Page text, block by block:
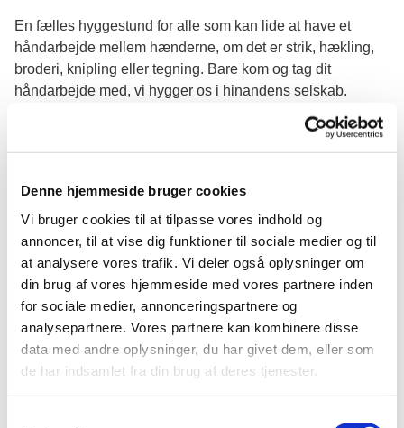
Denne hjemmeside bruger cookies
Vi bruger cookies til at tilpasse vores indhold og
annoncer, til at vise dig funktioner til sociale medier og til
at analysere vores trafik. Vi deler også oplysninger om
din brug af vores hjemmeside med vores partnere inden
for sociale medier, annonceringspartnere og
analysepartnere. Vores partnere kan kombinere disse
data med andre oplysninger, du har givet dem, eller som
de har indsamlet fra din brug af deres tjenester.
En fælles hyggestund for alle som kan lide at have et
håndarbejde mellem hænderne, om det er strik, hækling,
broderi, knipling eller tegning. Bare kom og tag dit
håndarbejde med, vi hygger os i hinandens selskab.
Der er også mulighed for at strikke dåbsklude til kirken.